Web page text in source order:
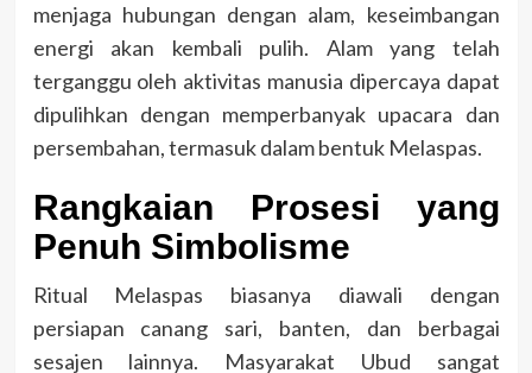
menjaga hubungan dengan alam, keseimbangan
energi akan kembali pulih. Alam yang telah
terganggu oleh aktivitas manusia dipercaya dapat
dipulihkan dengan memperbanyak upacara dan
persembahan, termasuk dalam bentuk Melaspas.
Rangkaian Prosesi yang
Penuh Simbolisme
Ritual Melaspas biasanya diawali dengan
persiapan canang sari, banten, dan berbagai
sesajen lainnya. Masyarakat Ubud sangat